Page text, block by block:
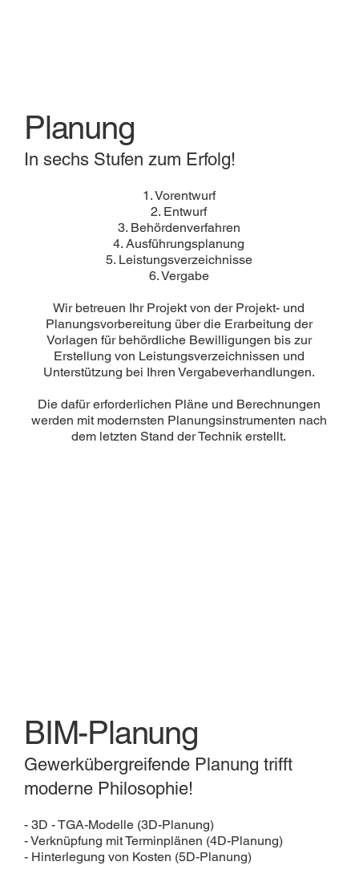
Planung
In sechs Stufen zum Erfolg!
1. Vorentwurf
2. Entwurf
3. Behördenverfahren
4. Ausführungsplanung
5. Leistungsverzeichnisse
6. Vergabe
Wir betreuen Ihr Projekt von der Projekt- und
Planungsvorbereitung über die Erarbeitung der
Vorlagen für behördliche Bewilligungen bis zur
Erstellung von Leistungsverzeichnissen und
Unterstützung bei Ihren Vergabeverhandlungen.
Die dafür erforderlichen Pläne und Berechnungen
werden mit modernsten Planungsinstrumenten nach
dem letzten Stand der Technik erstellt.
BIM-Planung
Gewerkübergreifende Planung trifft
moderne Philosophie!
- 3D - TGA-Modelle (3D-Planung)
- Verknüpfung mit Terminplänen (4D-Planung)
- Hinterlegung von Kosten (5D-Planung)